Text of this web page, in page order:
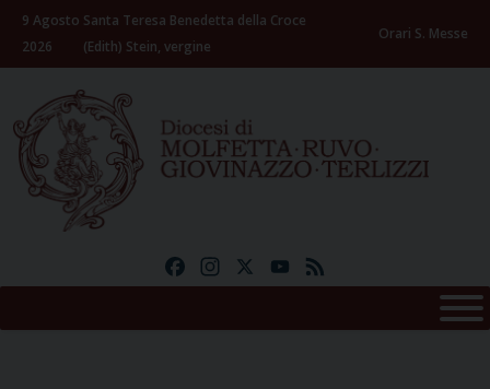
Skip
content
9 Agosto
2026
Santa Teresa Benedetta della Croce
(Edith) Stein, vergine
Orari S. Messe
FacebookInstagramYouTube